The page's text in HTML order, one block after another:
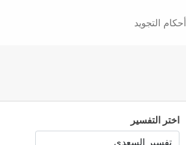
أحكام التجويد
اختر التفسير